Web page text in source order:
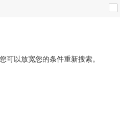
可以放宽您的条件重新搜索。